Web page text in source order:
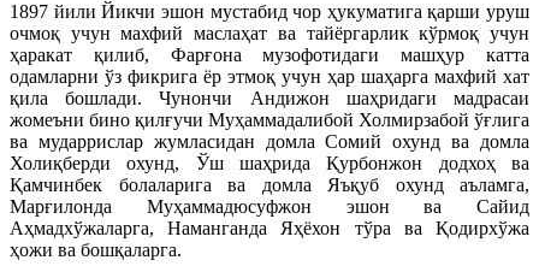
1897 йили Йикчи эшон мустабид чор ҳукуматига қарши уруш
очмоқ учун махфий маслаҳат ва тайёргарлик кўрмоқ учун
ҳаракат қилиб, Фарғона музофотидаги машҳур катта
одамларни ўз фикрига ёр этмоқ учун ҳар шаҳарга махфий хат
қила бошлади. Чунончи Андижон шаҳридаги мадрасаи
жомеъни бино қилғучи Муҳаммадалибой Холмирзабой ўғлига
ва мударрислар жумласидан домла Сомий охунд ва домла
Холиқберди охунд, Ўш шаҳрида Қурбонжон додхоҳ ва
Қамчинбек болаларига ва домла Яъқуб охунд аъламга,
Марғилонда Муҳаммадюсуфжон эшон ва Сайид
Аҳмадхўжаларга, Наманганда Яҳёхон тўра ва Қодирхўжа
ҳожи ва бошқаларга.